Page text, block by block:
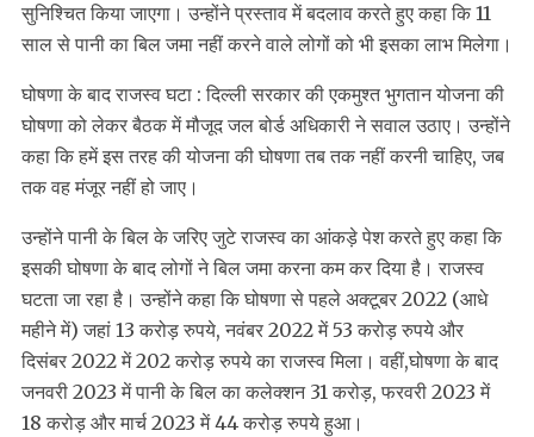
सुनिश्चित किया जाएगा। उन्होंने प्रस्ताव में बदलाव करते हुए कहा कि 11
साल से पानी का बिल जमा नहीं करने वाले लोगों को भी इसका लाभ मिलेगा।
घोषणा के बाद राजस्व घटा : दिल्ली सरकार की एकमुश्त भुगतान योजना की
घोषणा को लेकर बैठक में मौजूद जल बोर्ड अधिकारी ने सवाल उठाए। उन्होंने
कहा कि हमें इस तरह की योजना की घोषणा तब तक नहीं करनी चाहिए, जब
तक वह मंजूर नहीं हो जाए।
उन्होंने पानी के बिल के जरिए जुटे राजस्व का आंकड़े पेश करते हुए कहा कि
इसकी घोषणा के बाद लोगों ने बिल जमा करना कम कर दिया है। राजस्व
घटता जा रहा है। उन्होंने कहा कि घोषणा से पहले अक्टूबर 2022 (आधे
महीने में) जहां 13 करोड़ रुपये, नवंबर 2022 में 53 करोड़ रुपये और
दिसंबर 2022 में 202 करोड़ रुपये का राजस्व मिला। वहीं,घोषणा के बाद
जनवरी 2023 में पानी के बिल का कलेक्शन 31 करोड़, फरवरी 2023 में
18 करोड़ और मार्च 2023 में 44 करोड़ रुपये हुआ।